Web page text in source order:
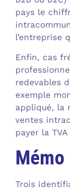
pays le
l’entreprise
Enfin, cas
redevables
exemple
appliqué, la
ventes
payer la
Mémo
Trois